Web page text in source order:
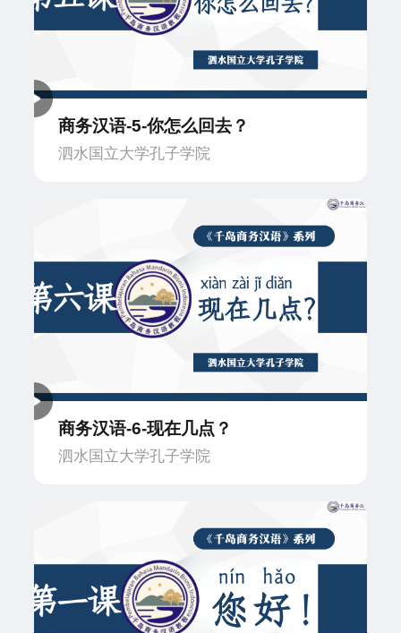
商务汉语-5-你怎么回去？
泗水国立大学孔子学院
商务汉语-6-现在几点？
泗水国立大学孔子学院